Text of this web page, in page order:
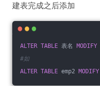
建表完成之后添加
ALTER TABLE 表名 MODIFY
#如
ALTER TABLE emp2 MODIFY